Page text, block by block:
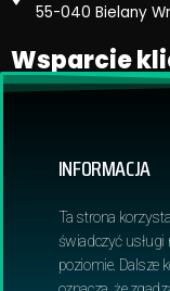
55-040 Bielany
Wsparcie
Dostawa i płatność
Obowiązek
INFORMACJA
Ta strona
świadczyć
poziomie. Dalsze